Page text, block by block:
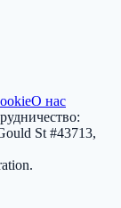
О нас
St #43713,